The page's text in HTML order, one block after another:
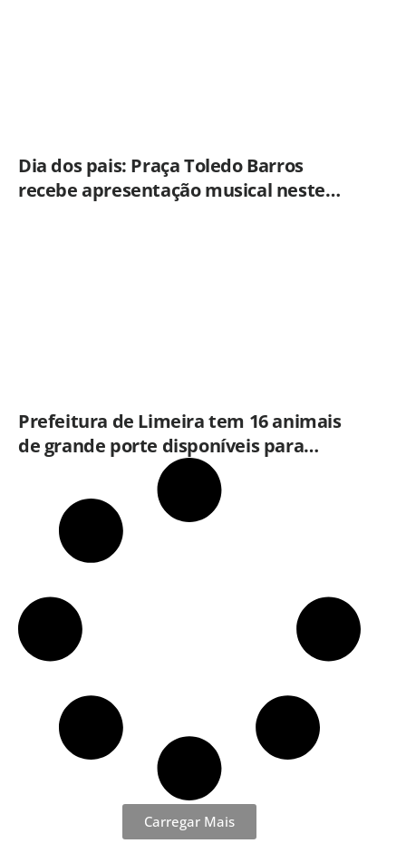
Dia dos pais: Praça Toledo Barros
recebe apresentação musical neste
Prefeitura de Limeira tem 16 animais
de grande porte disponíveis para
adoção no Horto
Carregar Mais